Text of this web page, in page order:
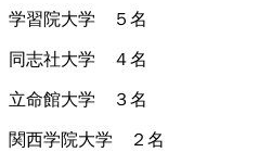
学習院大学 ５名
同志社大学 ４名
立命館大学 ３名
関西学院大学 ２名